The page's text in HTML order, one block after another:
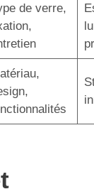
de verre,